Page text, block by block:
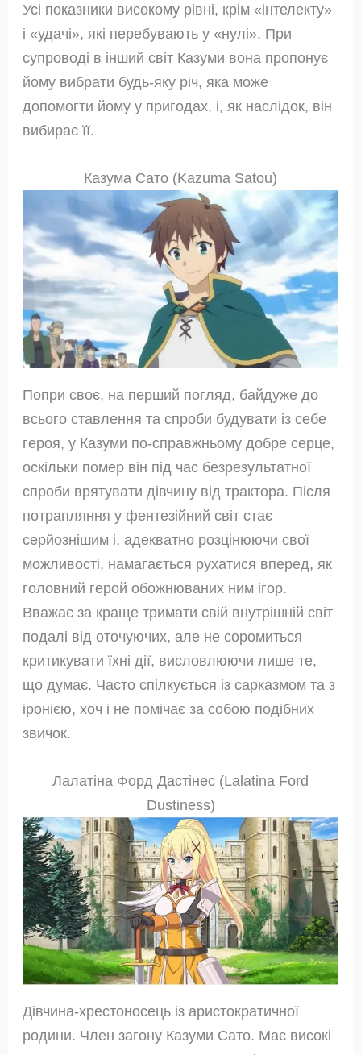
Усі показники високому рівні, крім «інтелекту»
і «удачі», які перебувають у «нулі». При
супроводі в інший світ Казуми вона пропонує
йому вибрати будь-яку річ, яка може
допомогти йому у пригодах, і, як наслідок, він
вибирає її.
Казума Сато (Kazuma Satou)
Попри своє, на перший погляд, байдуже до
всього ставлення та спроби будувати із себе
героя, у Казуми по-справжньому добре серце,
оскільки помер він під час безрезультатної
спроби врятувати дівчину від трактора. Після
потрапляння у фентезійний світ стає
серйознішим і, адекватно розцінюючи свої
можливості, намагається рухатися вперед, як
головний герой обожнюваних ним ігор.
Вважає за краще тримати свій внутрішній світ
подалі від оточуючих, але не соромиться
критикувати їхні дії, висловлюючи лише те,
що думає. Часто спілкується із сарказмом та з
іронією, хоч і не помічає за собою подібних
звичок.
Лалатіна Форд Дастінес (Lalatina Ford
Dustiness)
Дівчина-хрестоносець із аристократичної
родини. Член загону Казуми Сато. Має високі